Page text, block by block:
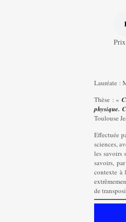
Lauréate :
Thèse : «
physique.
Toulouse
Effectuée
sciences,
les savoirs
savoirs,
contexte à
de